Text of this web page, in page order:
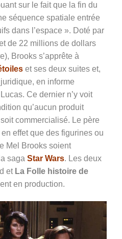
sur le fait que la fin du
séquence spatiale entrée
dans l’espace ». Doté par
de 22 millions de dollars
Brooks s’apprête à
et ses deux suites et,
en informe
Ce dernier n’y voit
qu’aucun produit
commercialisé. Le père
effet que des figurines ou
Mel Brooks soient
saga Star Wars. Les deux
et La Folle histoire de
en production.